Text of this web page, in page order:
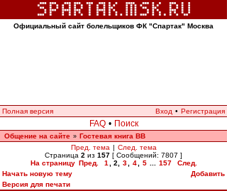
Официальный сайт болельщиков ФК "Спартак" Москва
Полная версия Вход • Регистрация
FAQ • Поиск
Общение на сайте » Гостевая книга ВВ
Пред. тема | След. тема
Страница 2 из 157 [ Сообщений: 7807 ]
На страницу Пред. 1 2 3 4 5 157
След.
Начать новую тему
Добавить
Версия для печати